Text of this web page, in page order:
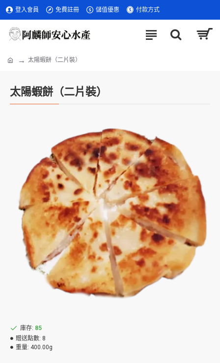
登入會員 免費註冊 儲值優惠 付款方式
太陽蝦餅（二片裝）
太陽蝦餅（二片裝）
庫存: 85
贈送點數: 8
重量: 400.00g